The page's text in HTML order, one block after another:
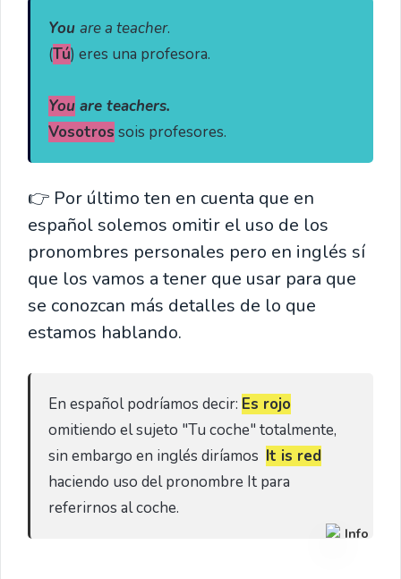
You are a teacher.
(Tú) eres una profesora.
You are teachers.
Vosotros sois profesores.
👉 Por último ten en cuenta que en
español solemos omitir el uso de los
pronombres personales pero en inglés sí
que los vamos a tener que usar para que
se conozcan más detalles de lo que
estamos hablando.
En español podríamos decir: Es rojo
omitiendo el sujeto "Tu coche" totalmente,
sin embargo en inglés diríamos It is red
haciendo uso del pronombre It para
referirnos al coche.
Info